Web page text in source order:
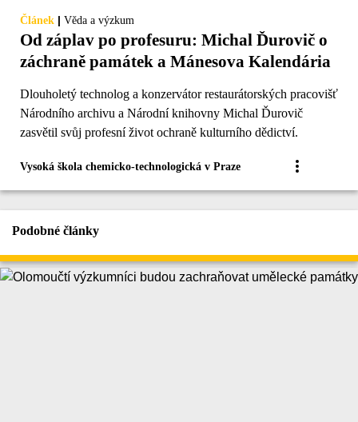
Článek | Věda a výzkum
Od záplav po profesuru: Michal Ďurovič o
záchraně památek a Mánesova Kalendária
Dlouholetý technolog a konzervátor restaurátorských pracovišť
Národního archivu a Národní knihovny Michal Ďurovič
zasvětil svůj profesní život ochraně kulturního dědictví.
Vysoká škola chemicko-technologická v Praze
Podobné články